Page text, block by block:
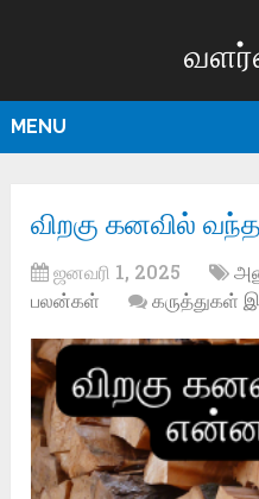
MENU
விறகு கனவில்
ஜனவரி 1, 2025
பலன்கள்
கருத்துகள்